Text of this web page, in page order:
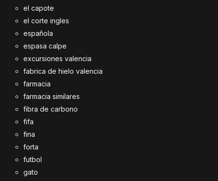
el capote
el corte ingles
española
espasa calpe
excursiones valencia
fabrica de hielo valencia
farmacia
farmacia similares
fibra de carbono
fifa
fina
forta
futbol
gato